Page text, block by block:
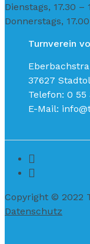
Dienstags, 17.30
Donnerstags,
Turnverein
37627
Telefon: 0 55
E-Mail:
Copyright © 2022
Datenschutz